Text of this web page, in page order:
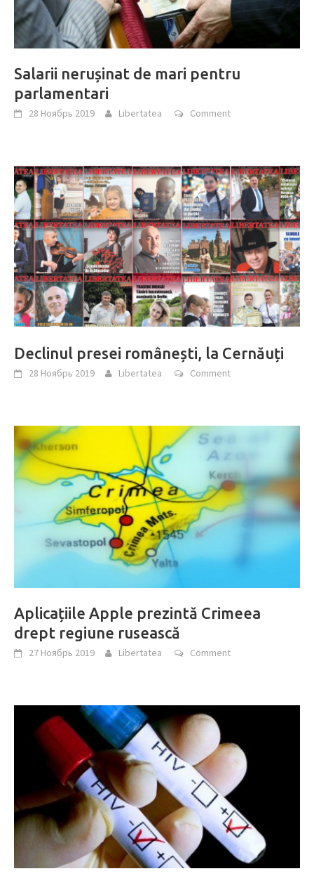
Salarii nerușinat de mari pentru
parlamentari
28 Ноябрь 2019 Libertatea Comment
Declinul presei românești, la Cernăuți
28 Ноябрь 2019 Libertatea Comment
Aplicațiile Apple prezintă Crimeea
drept regiune rusească
27 Ноябрь 2019 Libertatea Comment